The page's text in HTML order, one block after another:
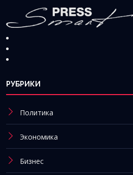
РУБРИКИ
Политика
Экономика
Бизнес